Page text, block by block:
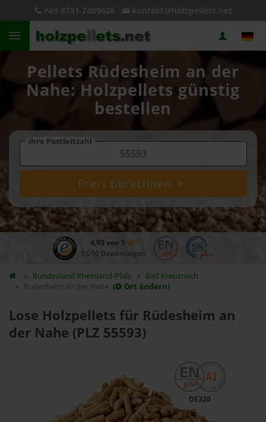
+49 8731 7409626 kontakt@holzpellets.net
Pellets Rüdesheim an der
Nahe: Holzpellets günstig
bestellen
Ihre Postleitzahl
Preis berechnen
4,93 von 5
5.090 Bewertungen
Bundesland Rheinland-Pfalz
Bad Kreuznach
Rüdesheim an der Nahe ( Ort ändern)
Lose Holzpellets für Rüdesheim an
der Nahe (PLZ 55593)
DE320